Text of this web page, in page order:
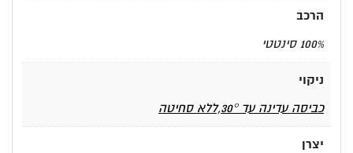
הרכב
100% סינטטי
ניקוי
כביסה עדינה עד 30°,ללא סחיטה
יצרן